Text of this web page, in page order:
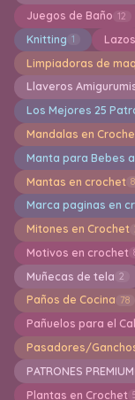
Juegos de Baño 12
Knitting 1
Limpiadoras de
Llaveros
Los Mejores 25
Mandalas en
Manta para Bebes
Mantas en crochet
Marca paginas en
Mitones en Crochet
Motivos en crochet
Muñecas de tela 2
Paños de Cocina 78
Pañuelos para el
Pasadores/
PATRONES PREMIUM
Plantas en Crochet